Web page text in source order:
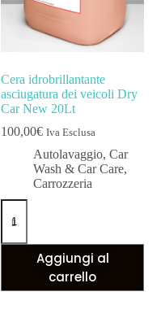
Cera idrobrillantante
asciugatura dei veicoli Dry
Car New 20Lt
100,00€ Iva Esclusa
Autolavaggio,Car
Wash & Car Care,
Carrozzeria
Aggiungi al
carrello